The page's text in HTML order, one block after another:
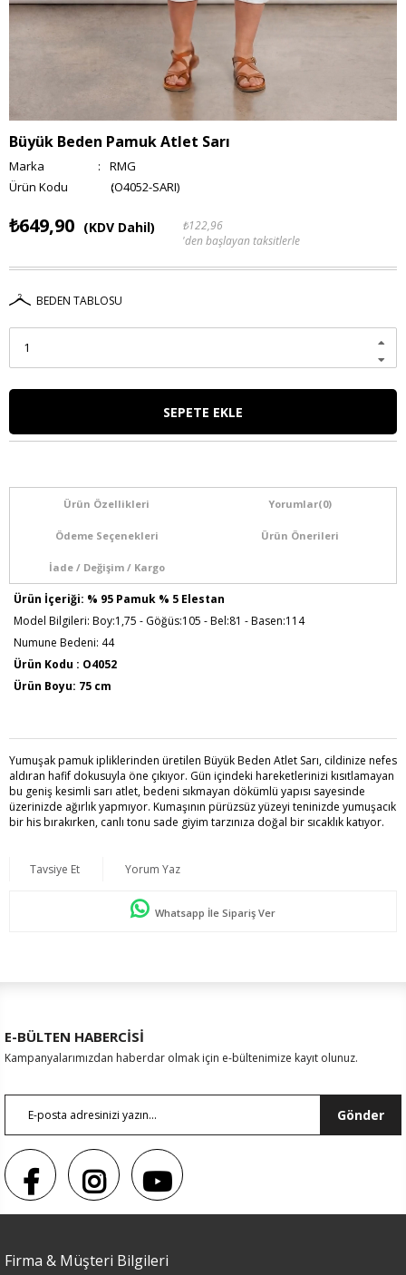
Büyük Beden Pamuk Atlet Sarı
Marka :
RMG
(O4052-SARI)
₺649,90 (KDV Dahil)
₺122,96
'den başlayan taksitlerle
BEDEN TABLOSU
Ürün Özellikleri Yorumlar(0)
Ödeme Seçenekleri Ürün Önerileri
İade / Değişim / Kargo
Ürün İçeriği: % 95 Pamuk % 5 Elestan
Model Bilgileri: Boy:1,75 - Göğüs:105 - Bel:81 - Basen:114
Numune Bedeni: 44
Ürün Kodu : O4052
Ürün Boyu: 75 cm
Renk
Yumuşak pamuk ipliklerinden üretilen Büyük Beden Atlet Sarı, cildinize nefes
aldıran hafif dokusuyla öne çıkıyor. Gün içindeki hareketlerinizi kısıtlamayan
bu geniş kesimli sarı atlet, bedeni sıkmayan dökümlü yapısı sayesinde
üzerinizde ağırlık yapmıyor. Kumaşının pürüzsüz yüzeyi teninizde yumuşacık
bir his bırakırken, canlı tonu sade giyim tarzınıza doğal bir sıcaklık katıyor.
Tavsiye Et Yorum Yaz
Whatsapp İle Sipariş Ver
E-BÜLTEN HABERCİSİ
Kampanyalarımızdan haberdar olmak için e-bültenimize kayıt olunuz.
Gönder
Firma & Müşteri Bilgileri